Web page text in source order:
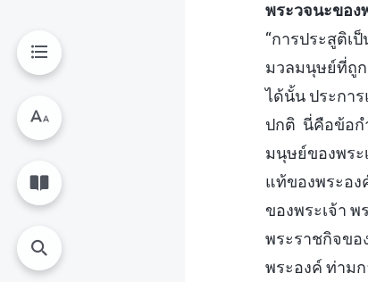
พระวจนะของ
“การประสูติเ
มวลมนุษย์ที่ถูก
ได้นั้น ประกา
ปกติ นี่คือข้อก
มนุษย์ของพระ
แท้ของพระอง
ของพระเจ้า
พระราชกิจขอ
พระองค์ ท่าม